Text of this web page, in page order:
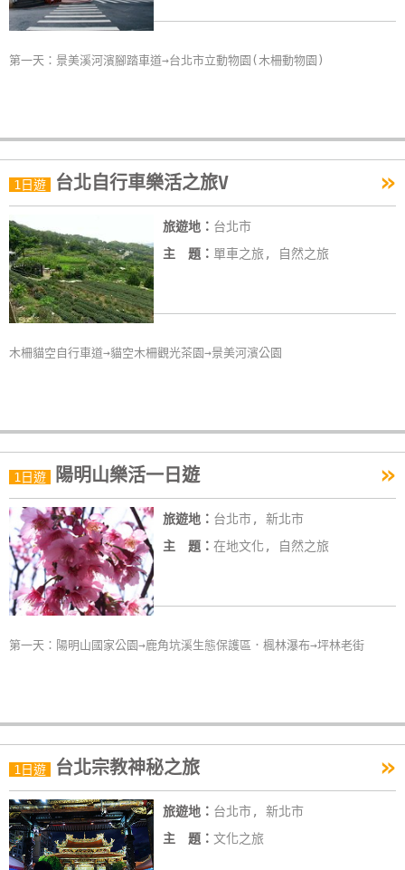
第一天：景美溪河濱腳踏車道→台北市立動物園(木柵動物園)
1日遊 台北自行車樂活之旅V »
旅遊地： 台北市
主 題： 單車之旅, 自然之旅
木柵貓空自行車道→貓空木柵觀光茶園→景美河濱公園
1日遊 陽明山樂活一日遊 »
旅遊地： 台北市, 新北市
主 題： 在地文化, 自然之旅
第一天：陽明山國家公園→鹿角坑溪生態保護區．楓林瀑布→坪林老街
1日遊 台北宗教神秘之旅 »
旅遊地： 台北市, 新北市
主 題： 文化之旅